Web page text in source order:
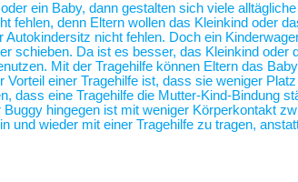
ein Baby, dann gestalten sich viele
fehlen, denn Eltern wollen das Kleinkind oder
Autokindersitz nicht fehlen. Doch ein
schieben. Da ist es besser, das Kleinkind
Mit der Tragehilfe können Eltern das
Vorteil einer Tragehilfe ist, dass sie weniger
dass eine Tragehilfe die Mutter-Kind-Bindung
hingegen ist mit weniger Körperkontakt
und wieder mit einer Tragehilfe zu tragen,